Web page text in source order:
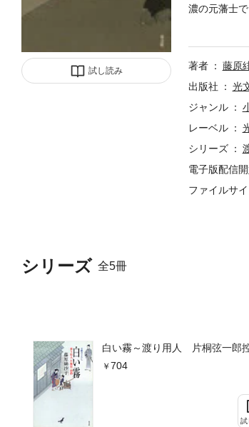
試し読み
シリーズ 全5冊
白い霧～渡り用人 片桐弦一郎
704
試
濃の元藩士
の前に、信
著者
藤原
出版社
光
ジャンル
レーベル
シリーズ
電子版配信
ファイルサ